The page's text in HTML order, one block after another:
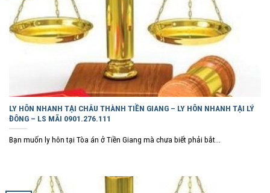
LY HÔN NHANH TẠI CHÂU THÀNH TIỀN GIANG – LY HÔN NHANH TẠI LÝ
ĐÔNG – LS MÃI 0901.276.111
Bạn muốn ly hôn tại Tòa án ở Tiền Giang mà chưa biết phải bắt...